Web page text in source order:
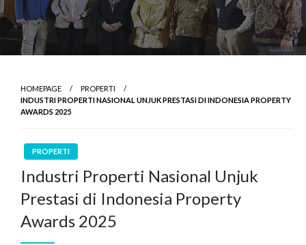
HOMEPAGE
PROPERTI
INDUSTRI PROPERTI NASIONAL UNJUK PRESTASI DI INDONESIA PROPERTY
AWARDS 2025
PROPERTI
Industri Properti Nasional Unjuk
Prestasi di Indonesia Property
Awards 2025